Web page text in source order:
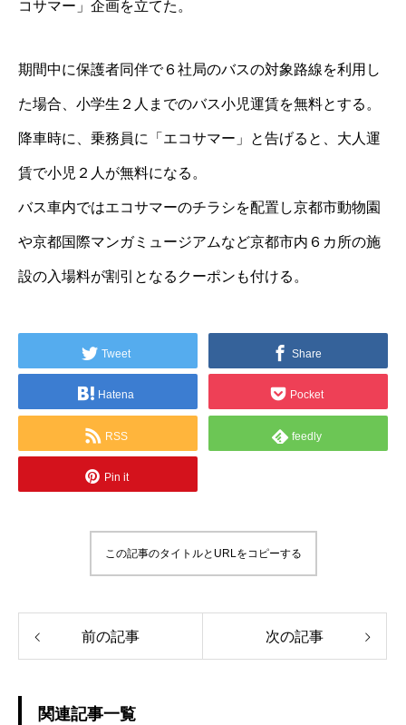
コサマー」企画を立てた。
期間中に保護者同伴で６社局のバスの対象路線を利用し
た場合、小学生２人までのバス小児運賃を無料とする。
降車時に、乗務員に「エコサマー」と告げると、大人運
賃で小児２人が無料になる。
バス車内ではエコサマーのチラシを配置し京都市動物園
や京都国際マンガミュージアムなど京都市内６カ所の施
設の入場料が割引となるクーポンも付ける。
Tweet Share
Hatena Pocket
RSS feedly
Pin it
この記事のタイトルとURLをコピーする
前の記事 次の記事
関連記事一覧